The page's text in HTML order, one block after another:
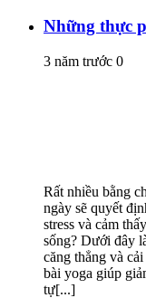
Những thực
3 năm trước 0
Rất nhiều bằng
ngày sẽ quyết
stress và cảm
sống? Dưới đây
căng thẳng và
bài yoga giúp
tự[...]